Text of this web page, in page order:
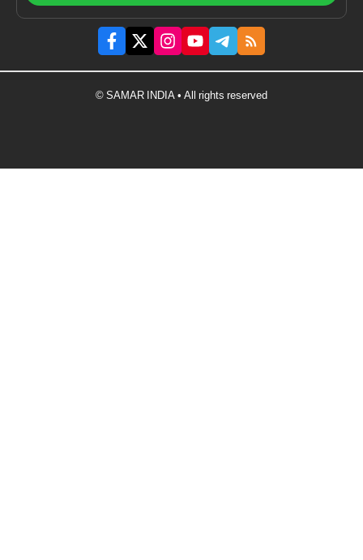
© SAMAR INDIA • All rights reserved